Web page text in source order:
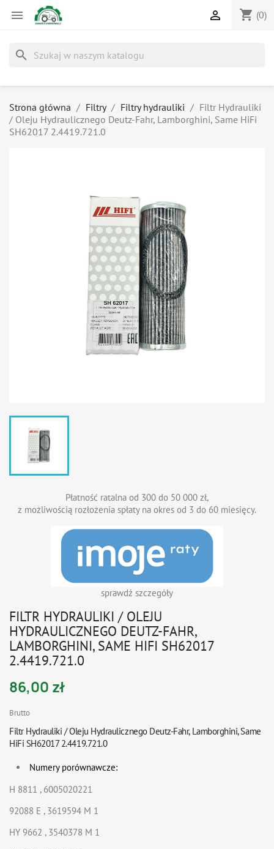
 shopping_cart (0)

search
Strona główna Filtry Filtry hydrauliki
Filtr Hydrauliki
/ Oleju Hydraulicznego Deutz-Fahr, Lamborghini, Same HiFi
SH62017 2.4419.721.0
Płatność ratalna od 300 do 50 000 zł,
z możliwością rozłożenia spłaty na okres od 3 do 60 miesięcy.
sprawdź szczegóły
FILTR HYDRAULIKI / OLEJU
HYDRAULICZNEGO DEUTZ-FAHR,
LAMBORGHINI, SAME HIFI SH62017
2.4419.721.0
86,00 zł
Brutto
Filtr Hydrauliki / Oleju Hydraulicznego Deutz-Fahr, Lamborghini, Same
HiFi SH62017 2.4419.721.0
Numery porównawcze:
H 8811 , 6005020221
92088 E , 3619594 M 1
HY 9662 , 3540378 M 1